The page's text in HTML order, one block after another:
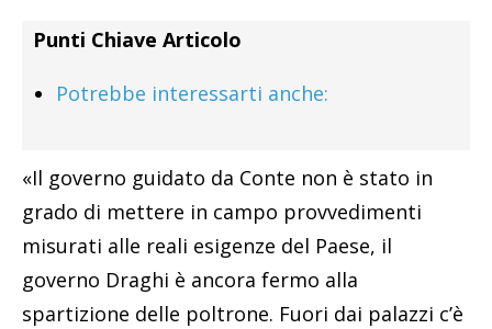
Punti Chiave Articolo
Potrebbe interessarti anche:
«Il governo guidato da Conte non è stato in
grado di mettere in campo provvedimenti
misurati alle reali esigenze del Paese, il
governo Draghi è ancora fermo alla
spartizione delle poltrone. Fuori dai palazzi c’è